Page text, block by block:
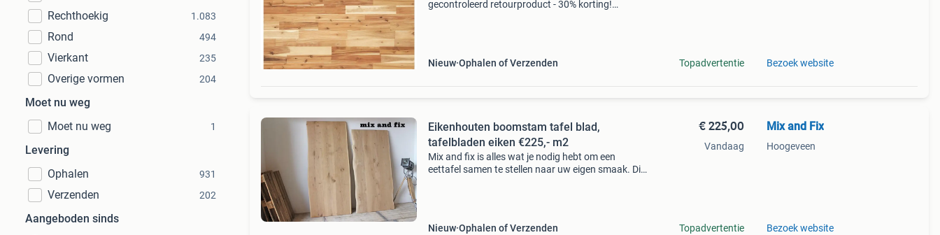
Rechthoekig 1.083
Rond 494
Vierkant 235
Overige vormen 204
Moet nu weg
Moet nu weg
1
Levering
Ophalen
931
Verzenden 202
Aangeboden sinds
gecontroleerd retourproduct - 30% korting!
Nieuw Ophalen of Verzenden Topadvertentie Bezoek website
Eikenhouten boomstam tafel blad,
tafelbladen eiken €225,- m2
Mix and fix is alles wat je nodig hebt om een
eettafel samen te stellen naar uw eigen smaak. Dit
Nieuw Ophalen of Verzenden
€ 225,00
Vandaag
Topadvertentie
Mix and Fix
Hoogeveen
Bezoek website